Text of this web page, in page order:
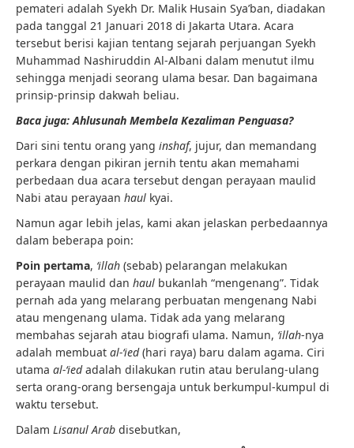
pemateri adalah Syekh Dr. Malik Husain Sya’ban, diadakan
pada tanggal 21 Januari 2018 di Jakarta Utara. Acara
tersebut berisi kajian tentang sejarah perjuangan Syekh
Muhammad Nashiruddin Al-Albani dalam menutut ilmu
sehingga menjadi seorang ulama besar. Dan bagaimana
prinsip-prinsip dakwah beliau.
Baca juga: Ahlusunah Membela Kezaliman Penguasa?
Dari sini tentu orang yang inshaf, jujur, dan memandang
perkara dengan pikiran jernih tentu akan memahami
perbedaan dua acara tersebut dengan perayaan maulid
Nabi atau perayaan haul kyai.
Namun agar lebih jelas, kami akan jelaskan perbedaannya
dalam beberapa poin:
Poin pertama, ‘illah (sebab) pelarangan melakukan
perayaan maulid dan haul bukanlah “mengenang”. Tidak
pernah ada yang melarang perbuatan mengenang Nabi
atau mengenang ulama. Tidak ada yang melarang
membahas sejarah atau biografi ulama. Namun, ‘illah-nya
adalah membuat al-‘ied(hari raya) baru dalam agama. Ciri
utama al-‘iedadalah dilakukan rutin atau berulang-ulang
serta orang-orang bersengaja untuk berkumpul-kumpul di
waktu tersebut.
Dalam Lisanul Arab disebutkan,